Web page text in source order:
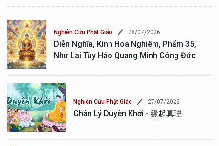
Nghiên Cứu Phật Giáo 28/07/2026
Diễn Nghĩa, Kinh Hoa Nghiêm, Phẩm 35,
Như Lai Tùy Hảo Quang Minh Công Đức
Nghiên Cứu Phật Giáo 27/07/2026
Chân Lý Duyên Khởi - 緣起真理